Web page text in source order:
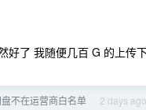
好了 我随便几百 G 的上传
2 days ago
不在运营商白名单